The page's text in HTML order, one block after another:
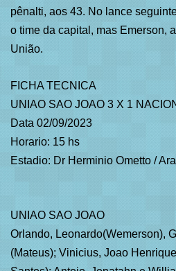
pênalti, aos 43. No lance
o time da capital, mas Emerson,
União.
FICHA TECNICA
UNIAO SAO JOAO 3 X 1
Data 02/09/2023
Horario: 15 hs
Estadio: Dr Herminio Ometto /
UNIAO SAO JOAO
Orlando, Leonardo(Wemerson),
(Mateus); Vinicius, Joao